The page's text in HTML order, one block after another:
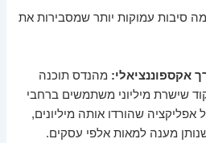
סיבות עמוקות יותר שמסבירות את
אקספוננציאלי: מהנדס תוכנה
שישרת מיליוני משתמשים ברחבי
שהורדו אותה מיליונים,
מענה למאות אלפי עסקים.